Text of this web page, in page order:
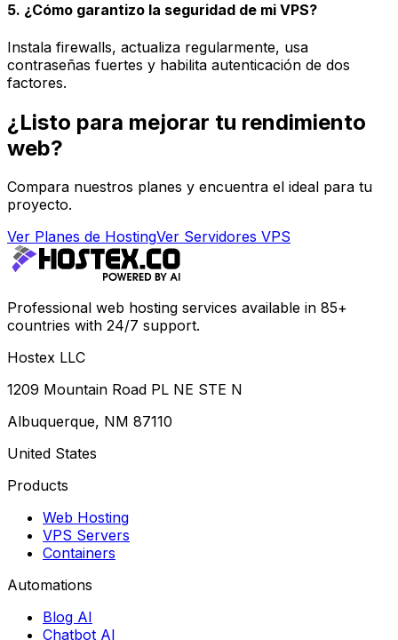
5. ¿Cómo garantizo la seguridad de mi VPS?
Instala firewalls, actualiza regularmente, usa
contraseñas fuertes y habilita autenticación de dos
factores.
¿Listo para mejorar tu rendimiento
web?
Compara nuestros planes y encuentra el ideal para tu
proyecto.
Ver Planes de HostingVer Servidores VPS
Professional web hosting services available in 85+
countries with 24/7 support.
Hostex LLC
1209 Mountain Road PL NE STE N
Albuquerque, NM 87110
United States
Products
Web Hosting
VPS Servers
Containers
Automations
Blog AI
Chatbot AI